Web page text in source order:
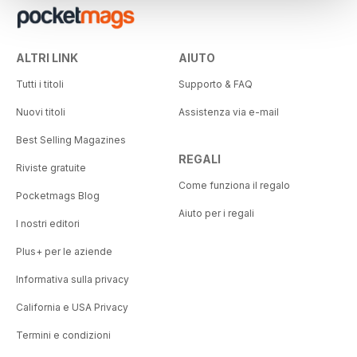
ALTRI LINK
Tutti i titoli
Nuovi titoli
Best Selling Magazines
Riviste gratuite
Pocketmags Blog
I nostri editori
Plus+ per le aziende
Informativa sulla privacy
California e USA Privacy
Termini e condizioni
AIUTO
Supporto & FAQ
Assistenza via e-mail
REGALI
Come funziona il regalo
Aiuto per i regali